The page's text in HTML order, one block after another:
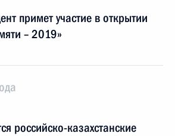
примет участие в открытии
– 2019»
российско-казахстанские